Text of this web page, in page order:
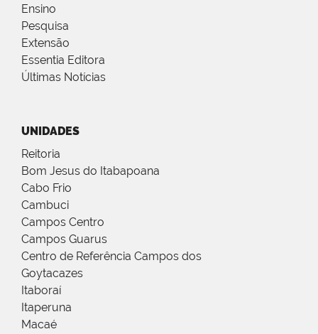
Ensino
Pesquisa
Extensão
Essentia Editora
Últimas Notícias
UNIDADES
Reitoria
Bom Jesus do Itabapoana
Cabo Frio
Cambuci
Campos Centro
Campos Guarus
Centro de Referência Campos dos
Goytacazes
Itaboraí
Itaperuna
Macaé